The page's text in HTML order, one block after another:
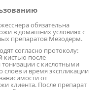
обязательна
в домашних условиях с
препаратов Мезодерм.
согласно протоколу:
кистью после
с кислотными
и время экспликации
от
клиента. После препарат